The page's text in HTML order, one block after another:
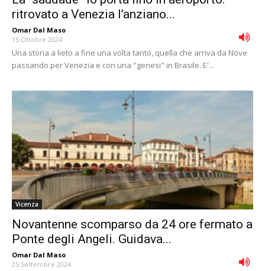
ritrovato a Venezia l’anziano...
Omar Dal Maso -
15 Ottobre 2024
Una storia a lieto a fine una volta tanto, quella che arriva da Nove
passando per Venezia e con una "genesi" in Brasile. E'...
Vicenza
Novantenne scomparso da 24 ore fermato a
Ponte degli Angeli. Guidava...
Omar Dal Maso -
25 Settembre 2024